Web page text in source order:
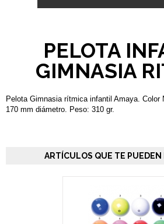
PELOTA
GIMNASIA
Pelota Gimnasia rítmica infantil Amaya. Color
170 mm diámetro. Peso: 310 gr.
ARTÍCULOS QUE TE PUEDEN